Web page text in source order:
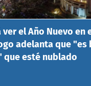
ver el Año Nuevo en
adelanta que "es
que esté nublado